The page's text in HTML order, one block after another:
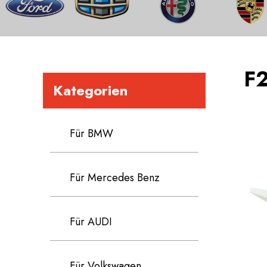
Kategorien
Für BMW
Für Mercedes Benz
Für AUDI